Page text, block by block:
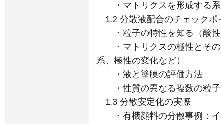
・マトリクスを形成する系
1.2 分散液配合のチェックポ
・粒子の特性を知る（酸性
・マトリクスの極性とその
系、極性の変化など）
・液と塗膜の評価方法
・性質の異なる複数の粒子
1.3 分散安定化の実際
・有機顔料の分散事例：イ